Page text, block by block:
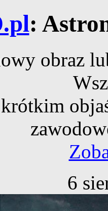
:
obraz
6